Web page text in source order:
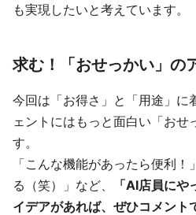
も実現したいと考えています。
求む！「おせっかい」の
今回は「お得さ」と「用途」に
ェントにはもっと面白い「おせ
す。
「こんな機能があったら便利
る（笑）」など、
「AI店員に
イデアがあれば、ぜひコメント